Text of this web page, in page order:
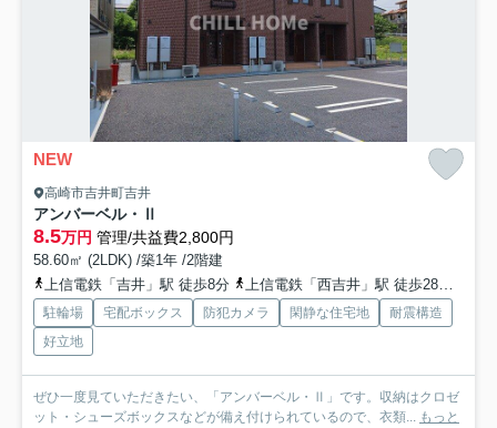
NEW
高崎市吉井町吉井
アンバーベル・Ⅱ
8.5万円 管理/共益費2,800円
58.60㎡ (2LDK) /築1年 /2階建
上信電鉄「吉井」駅 徒歩8分
上信電鉄「西吉井」駅 徒歩28分
駐輪場 宅配ボックス 防犯カメラ 閑静な住宅地
耐震構造
好立地
ぜひ一度見ていただきたい、「アンバーベル・Ⅱ」です。収納はクロゼ
ット・シューズボックスなどが備え付けられているので、衣類... もっと